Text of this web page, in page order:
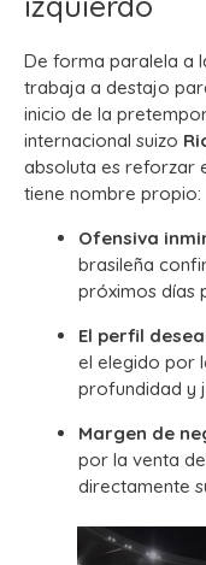
De forma paralela a
trabaja a destajo
inicio de la
internacional suizo
absoluta es reforzar
tiene nombre propio:
Ofensiva
brasileña
próximos días
El perfil
el elegido por
profundidad y
Margen de
por la venta
directamente